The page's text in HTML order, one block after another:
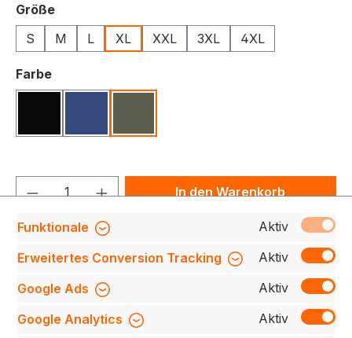
Größeauswählen
S
M L XL XXL 3XL 4XL
Farbeauswählen
Produkt Anzahl: Gib denIn den Warenkorb
Entdecke den neuen sportlichen
Zi-Hoodie, dein Begleiter für den aktiven Alltag oder
Funktionale
Aktiv
Erweitertes Conversion Tracking
Aktiv
Google Ads
Aktiv
Google Analytics
Aktiv